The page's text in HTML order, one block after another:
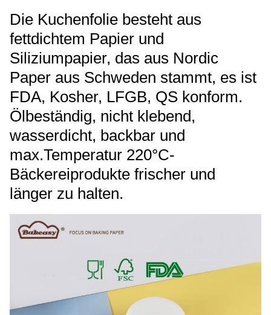
Die Kuchenfolie besteht aus
fettdichtem Papier und
Siliziumpapier, das aus Nordic
Paper aus Schweden stammt, es ist
FDA, Kosher, LFGB, QS konform.
Ölbeständig, nicht klebend,
wasserdicht, backbar und
max.Temperatur 220°C-
Bäckereiprodukte frischer und
länger zu halten.